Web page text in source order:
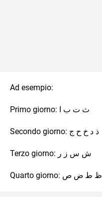
Ad esempio:
Primo giorno: ث ت ب ا
Secondo giorno: ذ د خ ح ج
Terzo giorno: ش س ز ر
Quarto giorno: ظ ط ض ص